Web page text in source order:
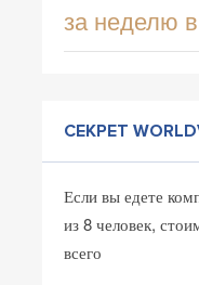
за неделю
СЕКРЕТ
Если вы едете
из 8 человек,
всего